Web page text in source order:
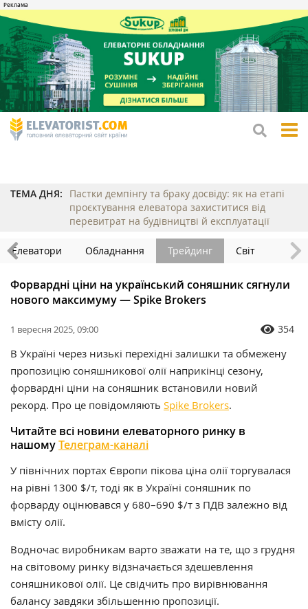
ТЕМА ДНЯ:
Пастки демпінгу та браку досвіду: як на етапі
проєктування елеватора захиститися від
перевитрат на будівництві й експлуатації
Елеватори Обладнання Трейдинг Світ
Форвардні ціни на український соняшник сягнули
нового максимуму — Spike Brokers
1 вересня 2025, 09:00 354
В Україні через низькі перехідні залишки та обмежену
пропозицію соняшникової олії наприкінці сезону,
форвардні ціни на соняшник встановили новий
рекорд. Про це повідомляють Spike Brokers.
Читайте всі новини елеваторного ринку в
нашомуТелеграм-каналі
У північних портах Європи пікова ціна олії торгувалася
на рівні 1300 $/т, тоді як в Україні соняшник по
форварду оцінювався у 680–690 $/т з ПДВ залежно від
вмісту олії.
Водночас виробникам варто зважати на те, що з грудня
на світовому ринку відзначається здешевлення
соняшникової олії. Це свідчить про вирівнювання
балансу завдяки збільшенню пропозиції.